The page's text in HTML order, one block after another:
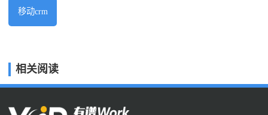
移动crm
相关阅读